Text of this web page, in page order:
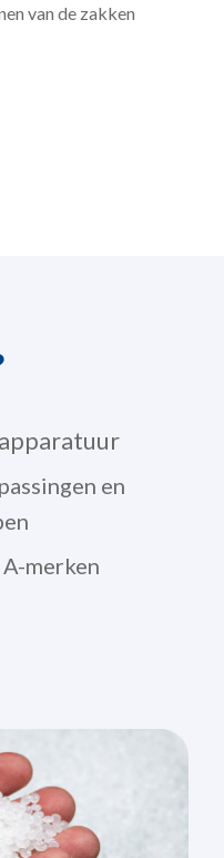
van de zakken
en
merken